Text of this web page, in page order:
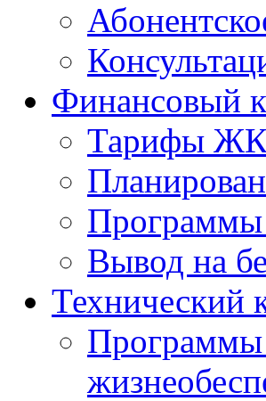
Финансовый
Тарифы
Программы
Вывод на
Технический
Программы